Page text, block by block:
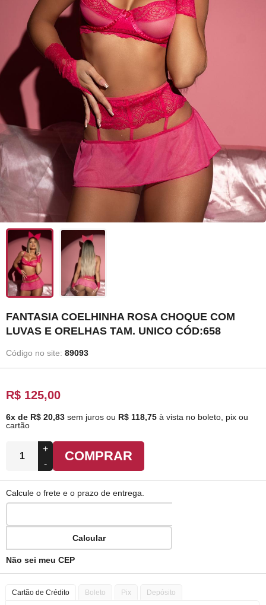
FANTASIA COELHINHA ROSA CHOQUE COM
LUVAS E ORELHAS TAM. UNICO CÓD:658
Código no site: 89093
R$ 125,00
6x de R$ 20,83 sem juros ou R$ 118,75 à vista no boleto, pix ou
cartão
+
-
COMPRAR
Calcule o frete e o prazo de entrega.
Calcular
Não sei meu CEP
Cartão de Crédito Boleto Pix Depósito